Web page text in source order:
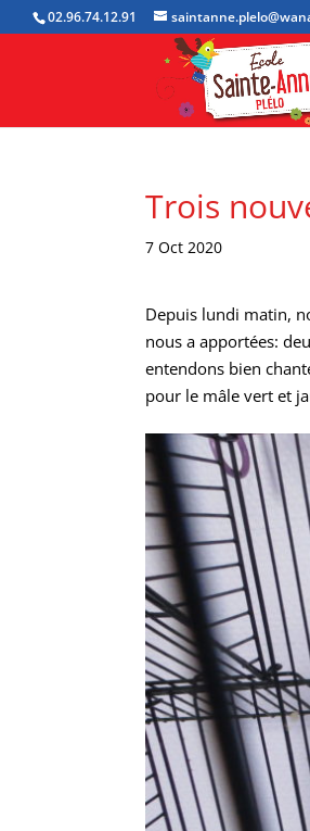
02.96.74.12.91
Trois
7 Oct 2020
Depuis lundi matin,
nous a apportées:
entendons bien
pour le mâle vert et